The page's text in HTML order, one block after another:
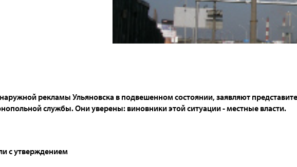
рекламы Ульяновска в подвешенном состоянии, заявляют
службы. Они уверены: виновники этой ситуации - местные власти.
с утверждением